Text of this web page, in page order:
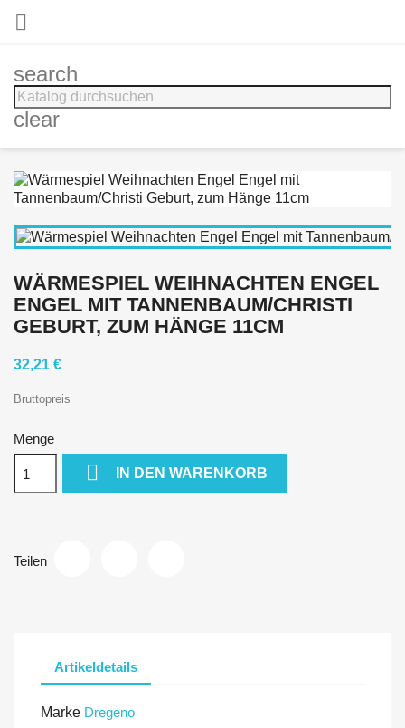

search
clear
WÄRMESPIEL WEIHNACHTEN ENGEL
ENGEL MIT TANNENBAUM/CHRISTI
GEBURT, ZUM HÄNGE 11CM
32,21 €
Bruttopreis
Menge
 IN DEN WARENKORB
Teilen
Artikeldetails
Marke Dregeno